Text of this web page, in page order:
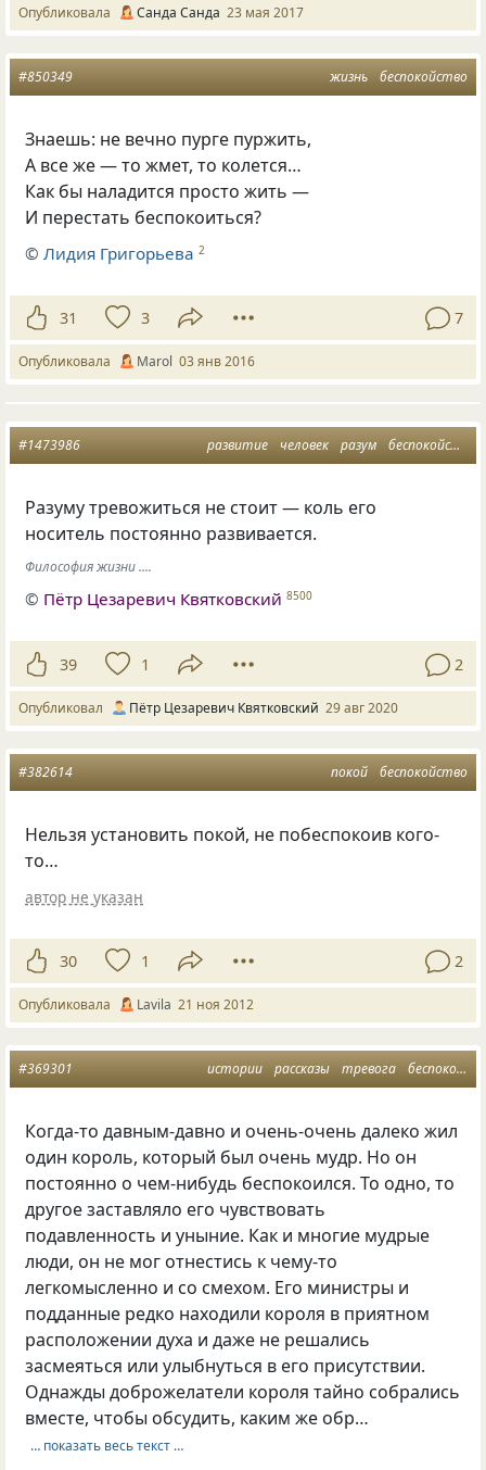
Опубликовала Санда Санда 23 мая 2017
жизнь беспокойство
#850349
Знаешь: не вечно пурге пуржить,
А все же — то жмет, то колется…
Как бы наладится просто жить —
И перестать беспокоиться?
©Лидия Григорьева 2
31 3 7
Опубликовала Маrol 03 янв 2016
развитие человек разум беспокойство
#1473986
Разуму тревожиться не стоит — коль его
носитель постоянно развивается.
Философия жизни ....
© Пётр Цезаревич Квятковский 8500
39 1 2
Опубликовал Пётр Цезаревич Квятковский 29 авг 2020
покой беспокойство
#382614
Нельзя установить покой, не побеспокоив кого-
то…
автор не указан
30 1 2
Опубликовала Lavila 21 ноя 2012
истории рассказы тревога беспокойство
#369301
Когда-то давным-давно и очень-очень далеко жил
один король, который был очень мудр. Но он
постоянно о чем-нибудь беспокоился. То одно, то
другое заставляло его чувствовать
подавленность и уныние. Как и многие мудрые
люди, он не мог отнестись к чему-то
легкомысленно и со смехом. Его министры и
подданные редко находили короля в приятном
расположении духа и даже не решались
засмеяться или улыбнуться в его присутствии.
Однажды доброжелатели короля тайно собрались
вместе, чтобы обсудить, каким же обр…
… показать весь текст …